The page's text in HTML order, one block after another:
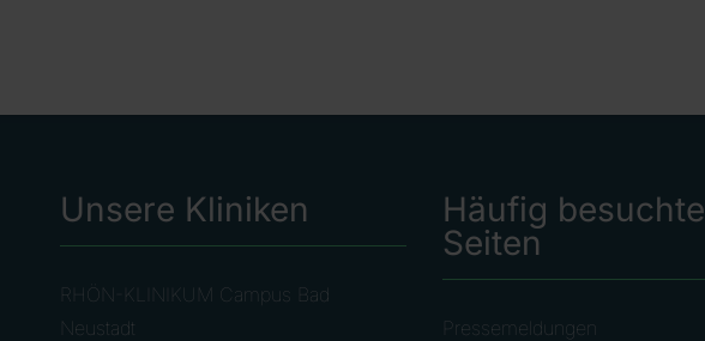
Unsere Kliniken
RHÖN-KLINIKUM Campus Bad
Neustadt
Häufig besuchte
Seiten
Pressemeldungen